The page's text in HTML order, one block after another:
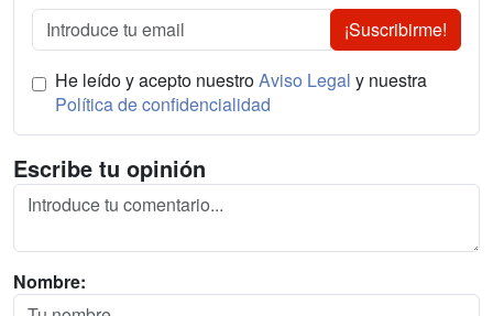
¡Suscribirme!
He leído y acepto nuestroAviso Legal y nuestra
Política de confidencialidad
Escribe tu opinión
Nombre: